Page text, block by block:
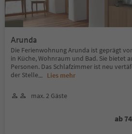
Arunda
Die Ferienwohnung Arunda ist geprägt
in Küche, Wohnraum und Bad. Sie bietet
Personen. Das Schlafzimmer ist neu
der Stelle... Lies mehr
max. 2 Gäste
ab